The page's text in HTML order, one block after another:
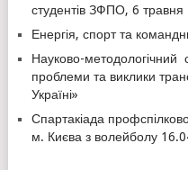
студентів ЗФПО, 6 травня
Енергія, спорт та
Науково-методологічний
проблеми та виклики
Україні»
Спартакіада
м. Києва з волейболу